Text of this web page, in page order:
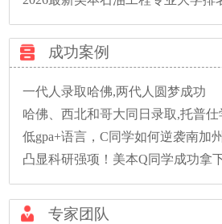
成功案例
一代人录取哈佛,两代人圆梦成功
哈佛、西北和哥大同日录取,托普仕
低gpa+语言，C同学如何逆袭南加
专家团队